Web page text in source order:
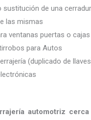
sustitución de una
las mismas
ventanas puertas o
para Autos
(duplicado de
automotriz